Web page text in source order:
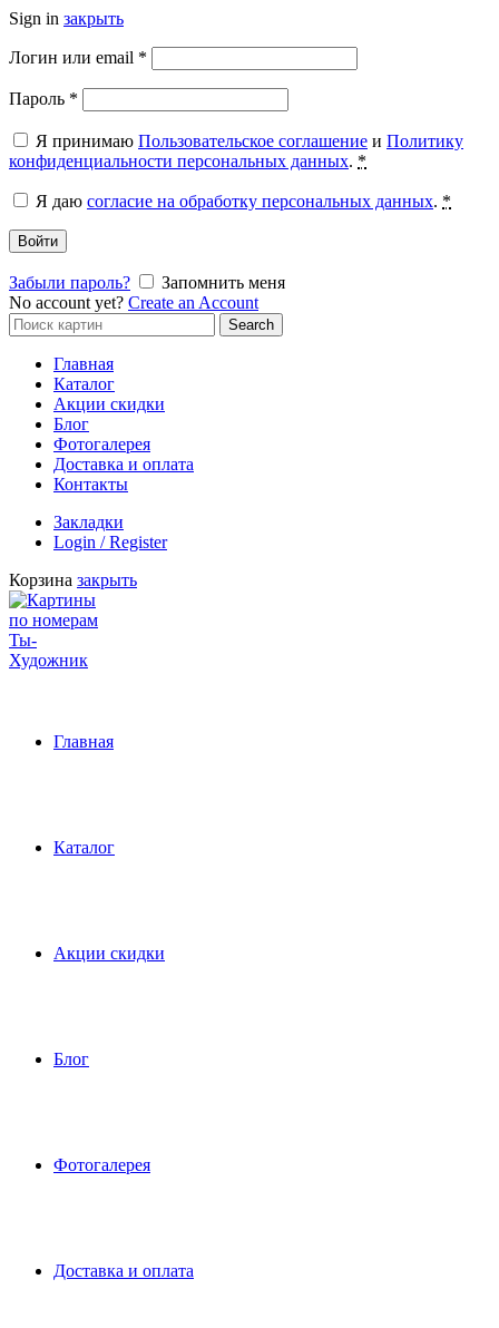
Sign in закрыть
Логин или email *
Пароль *
Я принимаю Пользовательское соглашение и Политику
конфиденциальности персональных данных. *
Я даю согласие на обработку персональных данных. *
Войти
Забыли пароль?
Запомнить меня
No account yet? Create an Account
Search
for:
Search
Главная
Каталог
Акции скидки
Блог
Фотогалерея
Доставка и оплата
Контакты
Закладки
Login / Register
Корзина закрыть
Главная
Каталог
Акции скидки
Блог
Фотогалерея
Доставка и оплата